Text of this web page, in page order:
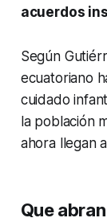
acuerdos
Según
ecuatoriano
cuidado
la población
ahora llegan
Que